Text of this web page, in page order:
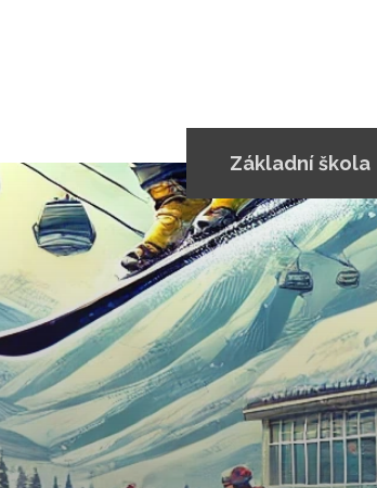
Základní škola